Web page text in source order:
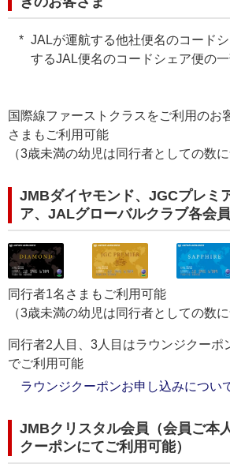
JALが運航する他社便名のコード
するJAL便名のコードシェア便の一
国際線ファーストクラスをご利用のお
さまもご利用可能
（3歳未満の幼児は同行者としての数
JMBダイヤモンド、JGCプレミ
ア、JALグローバルクラブ各会員
同行者1名さまもご利用可能
（3歳未満の幼児は同行者としての数
同行者2人目、3人目はラウンジクーポ
でご利用可能
ラウンジクーポンお申し込みについ
JMBクリスタル会員（会員ご本
クーポンにてご利用可能）